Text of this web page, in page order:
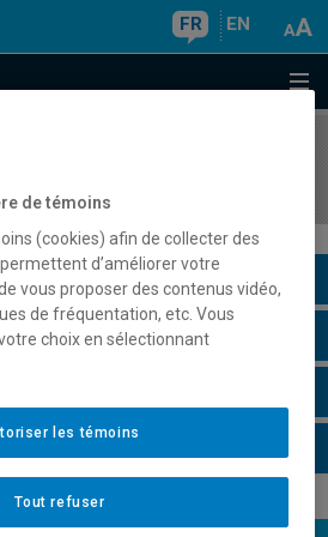
FR EN
de témoins
(cookies) afin de collecter des
d’améliorer votre
vous proposer des contenus vidéo,
de fréquentation, etc. Vous
choix en sélectionnant
Tout refuser
les témoins